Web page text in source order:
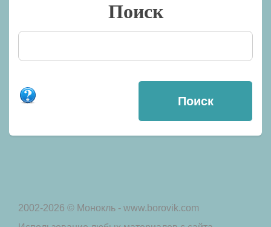
Поиск
2002-2026 © Монокль - www.borovik.com